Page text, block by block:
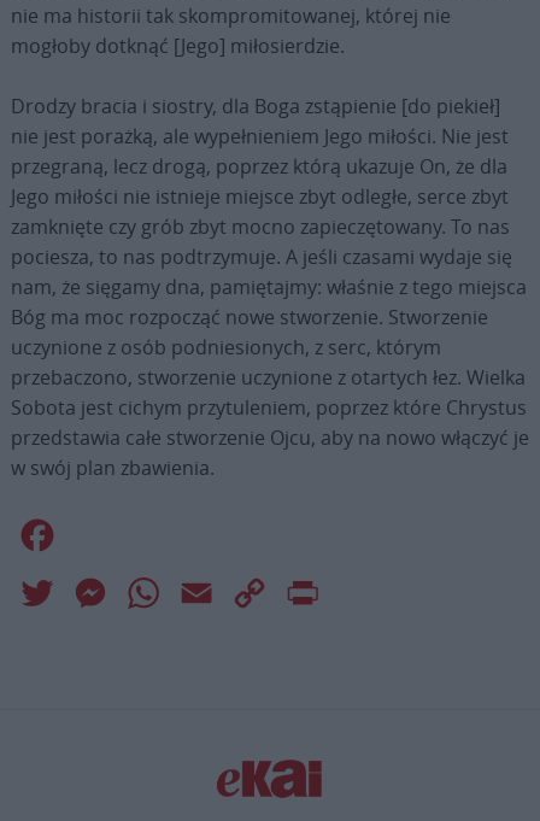
nie ma historii tak skompromitowanej, której nie
mogłoby dotknąć [Jego] miłosierdzie.
Drodzy bracia i siostry, dla Boga zstąpienie [do piekieł]
nie jest porażką, ale wypełnieniem Jego miłości. Nie jest
przegraną, lecz drogą, poprzez którą ukazuje On, że dla
Jego miłości nie istnieje miejsce zbyt odległe, serce zbyt
zamknięte czy grób zbyt mocno zapieczętowany. To nas
pociesza, to nas podtrzymuje. A jeśli czasami wydaje się
nam, że sięgamy dna, pamiętajmy: właśnie z tego miejsca
Bóg ma moc rozpocząć nowe stworzenie. Stworzenie
uczynione z osób podniesionych, z serc, którym
przebaczono, stworzenie uczynione z otartych łez. Wielka
Sobota jest cichym przytuleniem, poprzez które Chrystus
przedstawia całe stworzenie Ojcu, aby na nowo włączyć je
w swój plan zbawienia.
Twitter MessengerWhatsApp
Email
Copy